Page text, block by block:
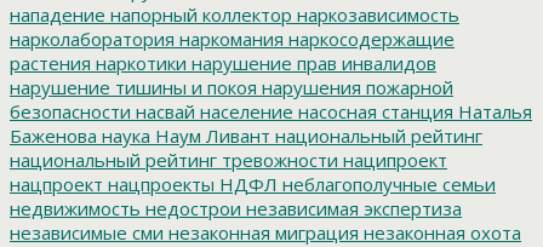
нападение напорный коллектор наркозависимость
нарколаборатория наркомания наркосодержащие
растения наркотики нарушение прав инвалидов
нарушение тишины и покоя нарушения пожарной
безопасности насвай население насосная станция Наталья
Баженова наука Наум Ливант национальный рейтинг
национальный рейтинг тревожности наципроект
нацпроект нацпроекты НДФЛ неблагополучные семьи
недвижимость недострои независимая экспертиза
независимые сми незаконная миграция незаконная охота